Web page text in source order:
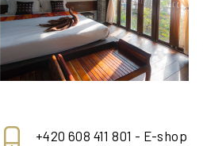
+420 608 411 801 - E-shop